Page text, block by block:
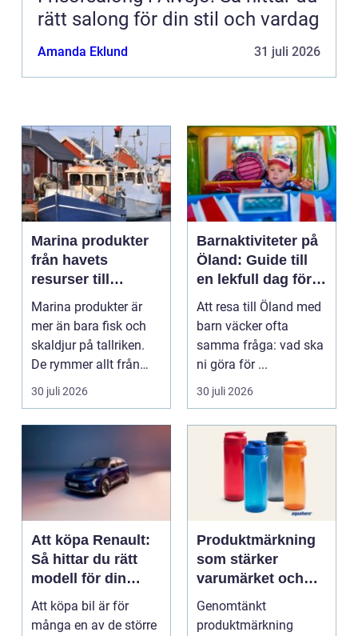
rätt salong för din stil och vardag
Amanda Eklund 31 juli 2026
Marina produkter
från havets
resurser till
hållbara
upplevelser
Marina produkter är
mer än bara fisk och
skaldjur på tallriken.
De rymmer allt från
mat och hälsa ti...
30 juli 2026
Barnaktiviteter på
Öland: Guide till
en lekfull dag för
hela familjen
Att resa till Öland med
barn väcker ofta
samma fråga: vad ska
ni göra för ...
30 juli 2026
Att köpa Renault:
Så hittar du rätt
modell för din
vardag
Att köpa bil är för
många en av de större
Produktmärkning
som stärker
varumärket och
förenklar vardagen
Genomtänkt
produktmärkning